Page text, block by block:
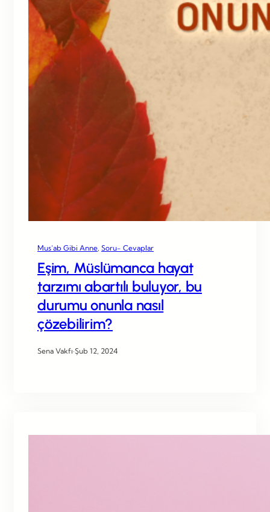
Mus’ab Gibi Anne Soru- Cevaplar
Eşim, Müslümanca hayat
tarzımı abartılı buluyor, bu
durumu onunla nasıl
çözebilirim?
Sena Vakfı·Şub 12, 2024